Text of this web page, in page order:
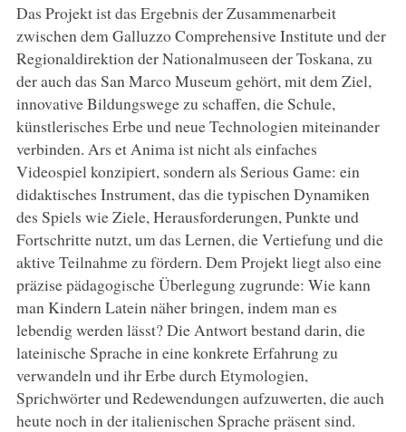
Das Projekt ist das Ergebnis der Zusammenarbeit
zwischen dem Galluzzo Comprehensive Institute und der
Regionaldirektion der Nationalmuseen der Toskana, zu
der auch das San Marco Museum gehört, mit dem Ziel,
innovative Bildungswege zu schaffen, die Schule,
künstlerisches Erbe und neue Technologien miteinander
verbinden. Ars et Anima ist nicht als einfaches
Videospiel konzipiert, sondern als Serious Game: ein
didaktisches Instrument, das die typischen Dynamiken
des Spiels wie Ziele, Herausforderungen, Punkte und
Fortschritte nutzt, um das Lernen, die Vertiefung und die
aktive Teilnahme zu fördern. Dem Projekt liegt also eine
präzise pädagogische Überlegung zugrunde: Wie kann
man Kindern Latein näher bringen, indem man es
lebendig werden lässt? Die Antwort bestand darin, die
lateinische Sprache in eine konkrete Erfahrung zu
verwandeln und ihr Erbe durch Etymologien,
Sprichwörter und Redewendungen aufzuwerten, die auch
heute noch in der italienischen Sprache präsent sind.